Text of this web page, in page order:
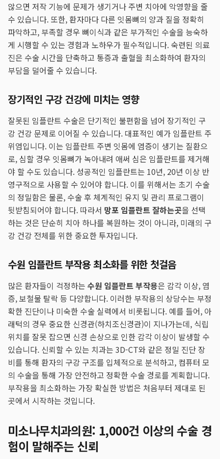
않으면 저작 기능에 문제가 생기거나 주변 치아에 악영향을 줄
수 있습니다. 또한, 환자마다 다른 잇몸뼈의 양과 질을 정확히
파악하고, 부족할 경우 뼈이식과 같은 부가적인 수술을 능숙하
게 시행할 수 있는 경험과 노하우가 필수적입니다. 숙련된 의료
진은 수술 시간을 단축하고 통증과 출혈을 최소화하여 환자의
부담을 덜어줄 수 있습니다.
장기적인 구강 건강에 미치는 영향
잘못된 임플란트 수술은 단기적인 불편함을 넘어 장기적인 구
강 건강 문제로 이어질 수 있습니다. 대표적인 예가 임플란트 주
위염입니다. 이는 임플란트 주변 잇몸에 염증이 생기는 질환으
로, 심할 경우 잇몸뼈가 녹아내려 애써 심은 임플란트를 제거해
야 할 수도 있습니다. 성공적인 임플란트는 10년, 20년 이상 반
영구적으로 사용할 수 있어야 합니다. 이를 위해서는 초기 수술
의 정밀함은 물론, 수술 후 체계적인 유지 및 관리 프로그램이
뒷받침되어야 합니다. 따라서 망포 임플란트 잘하는곳을 선택
하는 것은 단순히 치아 하나를 복원하는 것이 아니라, 미래의 구
강 건강 전체를 위한 중요한 투자입니다.
수원 임플란트 부작용 최소화를 위한 첫걸음
많은 환자들이 걱정하는 수원 임플란트 부작용은 감각 이상, 염
증, 보철물 탈락 등 다양합니다. 이러한 부작용의 상당수는 부정
확한 진단이나 미숙한 수술 실력에서 비롯됩니다. 예를 들어, 아
래턱의 경우 중요한 신경관(하치조신경관)이 지나가는데, 식립
위치를 잘못 잡으면 신경 손상으로 인한 감각 이상이 발생할 수
있습니다. 신뢰할 수 있는 치과는 3D-CT와 같은 정밀 진단 장
비를 통해 환자의 구강 구조를 입체적으로 분석하고, 컴퓨터 모
의 수술을 통해 가장 안전하고 정확한 수술 경로를 계획합니다.
부작용을 최소화하는 가장 확실한 방법은 처음부터 제대로 된
곳에서 시작하는 것입니다.
미소나무치과의원: 1,000건 이상의 수술 경
험이 말해주는 신뢰